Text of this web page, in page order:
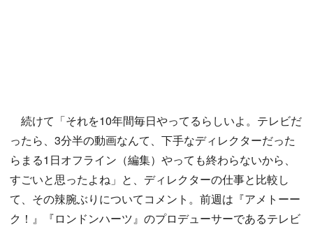
続けて「それを10年間毎日やってるらしいよ。テレビだ
ったら、3分半の動画なんて、下手なディレクターだった
らまる1日オフライン（編集）やっても終わらないから、
すごいと思ったよね」と、ディレクターの仕事と比較し
て、その辣腕ぶりについてコメント。前週は『アメトーー
ク！』『ロンドンハーツ』のプロデューサーであるテレビ